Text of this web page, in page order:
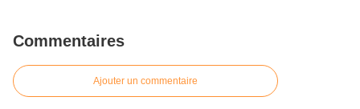
Commentaires
Ajouter un commentaire